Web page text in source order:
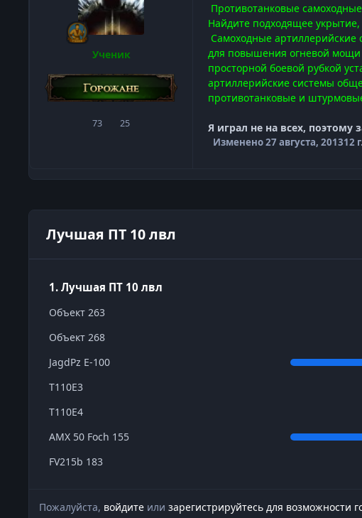
Ученик
73сообщения
25Репутация
Противотанковые
Найдите подходящее
Самоходные
для повышения огневой мощи
просторной боевой рубкой
артиллерийские системы
противотанковые и
Я играл не на всех,
Изменено27 августа, 201312 г.
Лучшая ПТ 10 лвл
1. Лучшая ПТ 10 лвл
Объект 263
Объект 268
JagdPz E-100
T110E3
T110E4
AMX 50 Foch 155
FV215b 183
Пожалуйста, войдите или зарегистрируйтесь для возможности